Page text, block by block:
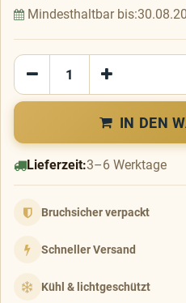
Mindesthaltbar bis:
IN DEN
Lieferzeit:3–6 Werktage
Bruchsicher verpackt
Schneller Versand
Kühl & lichtgeschützt